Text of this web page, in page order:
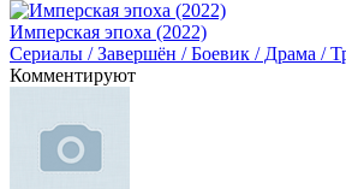
Имперская эпоха (2022)
Сериалы / Завершён / Боевик / Драма /
Комментируют